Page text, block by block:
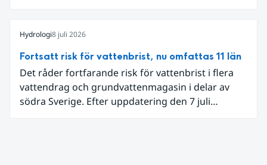
begränsar oss till Västeuropa var det den allra
varmaste juni. Detta betingades till stor del av en
extrem hetta i slutet av månaden. Världshavens
ytvattentemperaturer var den högsta som
uppmätts för en juni månad, vilket ligger i fas med
en framväxande El Niño i Stilla havet.
Hydrologi8 juli 2026
Fortsatt risk för vattenbrist, nu omfattas 11 län
Det råder fortfarande risk för vattenbrist i flera
vattendrag och grundvattenmagasin i delar av
södra Sverige. Efter uppdatering den 7 juli